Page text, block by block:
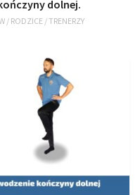
dolnej.
/ RODZICE /TRENERZY